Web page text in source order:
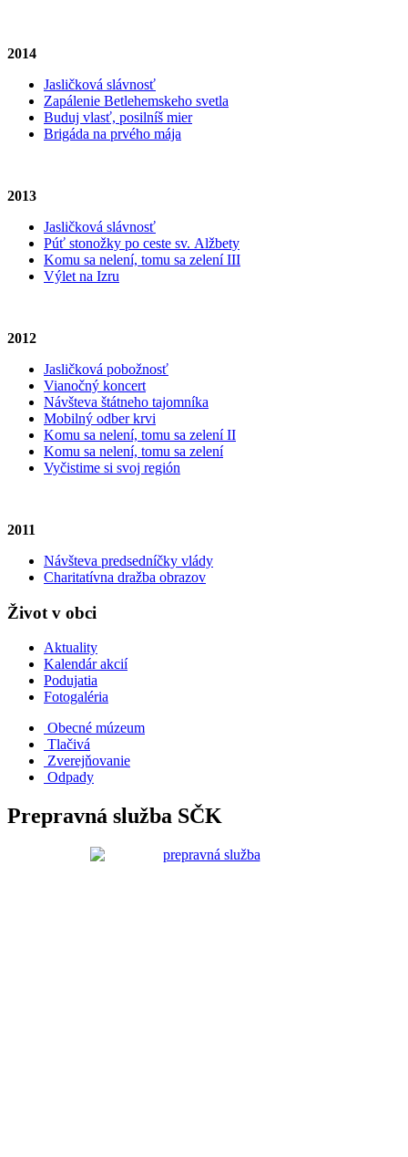
2014
Jasličková slávnosť
Zapálenie Betlehemskeho svetla
Buduj vlasť, posilníš mier
Brigáda na prvého mája
2013
Jasličková slávnosť
Púť stonožky po ceste sv. Alžbety
Komu sa nelení, tomu sa zelení III
Výlet na Izru
2012
Jasličková pobožnosť
Vianočný koncert
Návšteva štátneho tajomníka
Mobilný odber krvi
Komu sa nelení, tomu sa zelení II
Komu sa nelení, tomu sa zelení
Vyčistime si svoj región
2011
Návšteva predsedníčky vlády
Charitatívna dražba obrazov
Život v obci
Aktuality
Kalendár akcií
Podujatia
Fotogaléria
Obecné múzeum
Tlačivá
Zverejňovanie
Odpady
Prepravná služba SČK